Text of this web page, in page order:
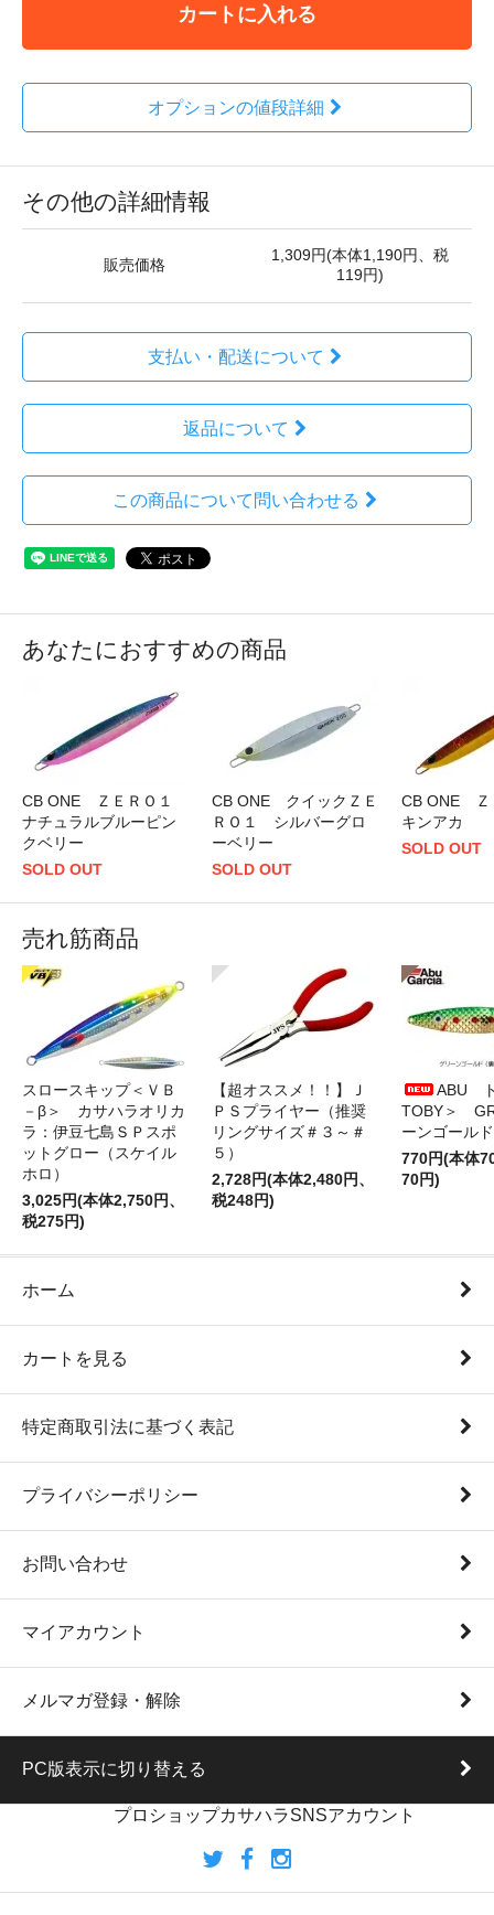
カートに入れる
オプションの値段詳細
その他の詳細情報
販売価格
1,309円(本体1,190円、税
119円)
支払い・配送について
返品について
この商品について問い合わせる
あなたにおすすめの商品
CB ONE ＺＥＲＯ１
ナチュラルブルーピン
クベリー
SOLD OUT
CB ONE クイックＺＥ
ＲＯ１ シルバーグロ
ーベリー
SOLD OUT
CB ONE
キンアカ
SOLD OUT
売れ筋商品
スロースキップ＜ＶＢ
－β＞ カサハラオリカ
ラ：伊豆七島ＳＰスポ
ットグロー（スケイル
ホロ）
3,025円(本体2,750円、
税275円)
【超オススメ！！】Ｊ
ＰＳプライヤー（推奨
リングサイズ＃３～＃
５）
2,728円(本体2,480円、
税248円)
ABU
TOBY＞
ーンゴールド
770円(本体
70円)
ホーム
カートを見る
特定商取引法に基づく表記
プライバシーポリシー
お問い合わせ
マイアカウント
メルマガ登録・解除
PC版表示に切り替える
プロショップカサハラSNSアカウント